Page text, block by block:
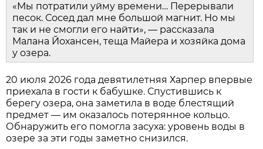
«Мы потратили уйму времени… Перерывали
песок. Сосед дал мне большой магнит. Но мы
так и не смогли его найти», — рассказала
Малана Йохансен, теща Майера и хозяйка дома
у озера.
20 июля 2026 года девятилетняя Харпер впервые
приехала в гости к бабушке. Спустившись к
берегу озера, она заметила в воде блестящий
предмет — им оказалось потерянное кольцо.
Обнаружить его помогла засуха: уровень воды в
озере за эти годы заметно снизился.